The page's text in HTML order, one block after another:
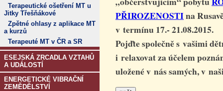
Terapeutické ošetření MT u
Jitky Třešňákové
Zpětné ohlasy z aplikace MT
a kurzů
Terapeuté MT v ČR a SR
ESEJSKÁ ZRCADLA VZTAHŮ
A UDÁLOSTÍ
ENERGETICKÉ VIBRAČNÍ
ZEMĚDĚLSTVÍ
PŘIROZENOSTIna
v termínu 17.- 21.08.2015.
Pojďte společně s vašimi
i relaxovat za účelem
uložené v nás samých, v